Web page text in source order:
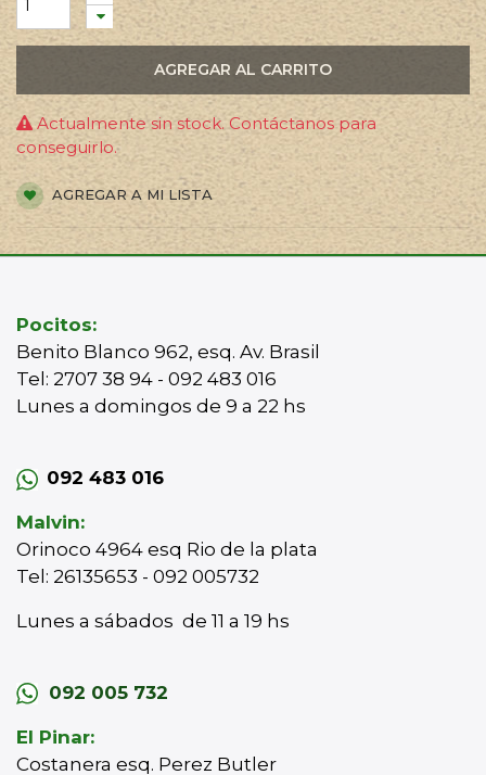
AGREGAR AL CARRITO
Actualmente sin stock. Contáctanos para
conseguirlo.
AGREGAR A MI LISTA
Pocitos:
Benito Blanco 962, esq. Av. Brasil
Tel: 2707 38 94 - 092 483 016
Lunes a domingos de 9 a 22 hs
092 483 016
Malvin:
Orinoco 4964 esq Rio de la plata
Tel: 26135653 - 092 005732
Lunes a sábados de 11 a 19 hs
092 005 732
El Pinar:
Costanera esq. Perez Butler